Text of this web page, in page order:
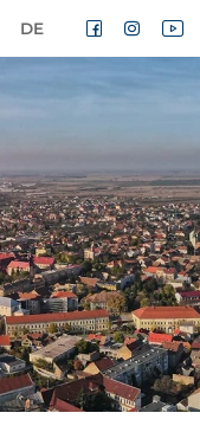
DE